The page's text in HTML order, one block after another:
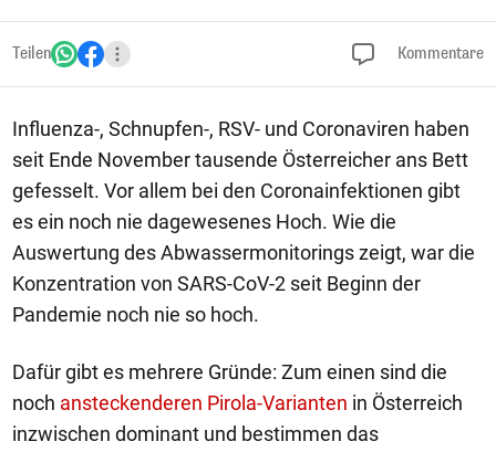
Teilen Kommentare
Influenza-, Schnupfen-, RSV- und Coronaviren haben
seit Ende November tausende Österreicher ans Bett
gefesselt. Vor allem bei den Coronainfektionen gibt
es ein noch nie dagewesenes Hoch. Wie die
Auswertung des Abwassermonitorings zeigt, war die
Konzentration von SARS-CoV-2 seit Beginn der
Pandemie noch nie so hoch.
Dafür gibt es mehrere Gründe: Zum einen sind die
noch ansteckenderen Pirola-Varianten in Österreich
inzwischen dominant und bestimmen das